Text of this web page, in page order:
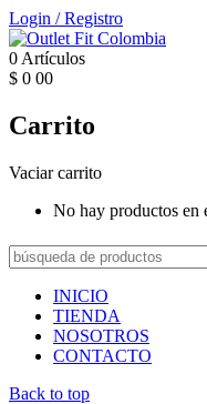
Login /Registro
0 Artículos
$ 0 00
Carrito
Vaciar carrito
No hay productos en
INICIO
TIENDA
NOSOTROS
CONTACTO
Back to top